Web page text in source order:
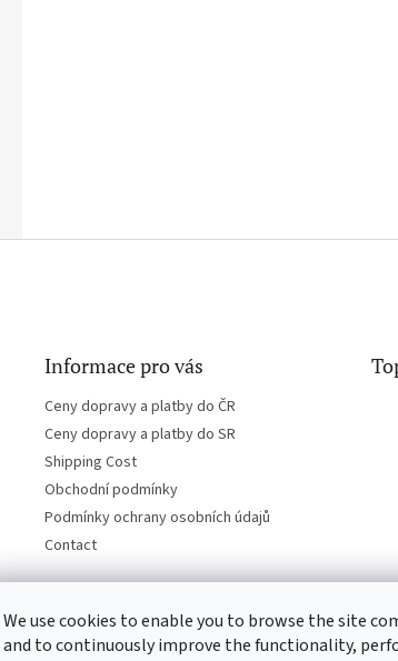
We use cookies to enable you to browse the site
and to continuously improve the functionality,
Informace pro vás
Ceny dopravy a platby do ČR
Ceny dopravy a platby do SR
Shipping Cost
Obchodní podmínky
Podmínky ochrany osobních údajů
Contact
CD-hudba.cz EN-